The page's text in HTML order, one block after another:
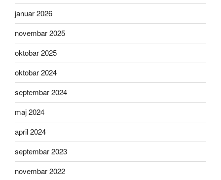
januar 2026
novembar 2025
oktobar 2025
oktobar 2024
septembar 2024
maj 2024
april 2024
septembar 2023
novembar 2022